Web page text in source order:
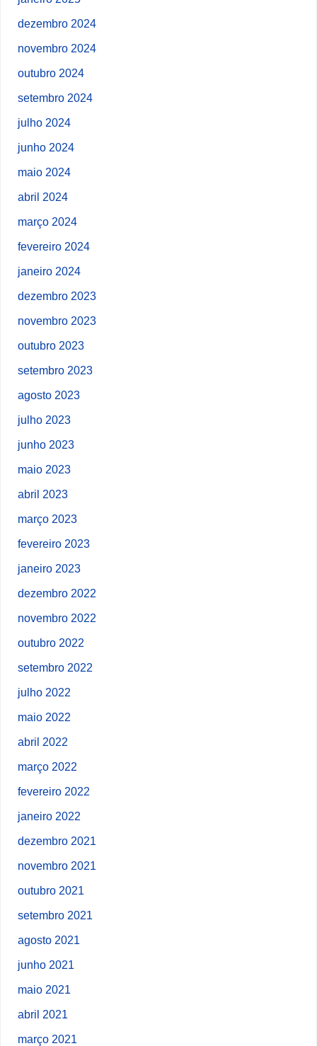
dezembro 2024
novembro 2024
outubro 2024
setembro 2024
julho 2024
junho 2024
maio 2024
abril 2024
março 2024
fevereiro 2024
janeiro 2024
dezembro 2023
novembro 2023
outubro 2023
setembro 2023
agosto 2023
julho 2023
junho 2023
maio 2023
abril 2023
março 2023
fevereiro 2023
janeiro 2023
dezembro 2022
novembro 2022
outubro 2022
setembro 2022
julho 2022
maio 2022
abril 2022
março 2022
fevereiro 2022
janeiro 2022
dezembro 2021
novembro 2021
outubro 2021
setembro 2021
agosto 2021
junho 2021
maio 2021
abril 2021
março 2021